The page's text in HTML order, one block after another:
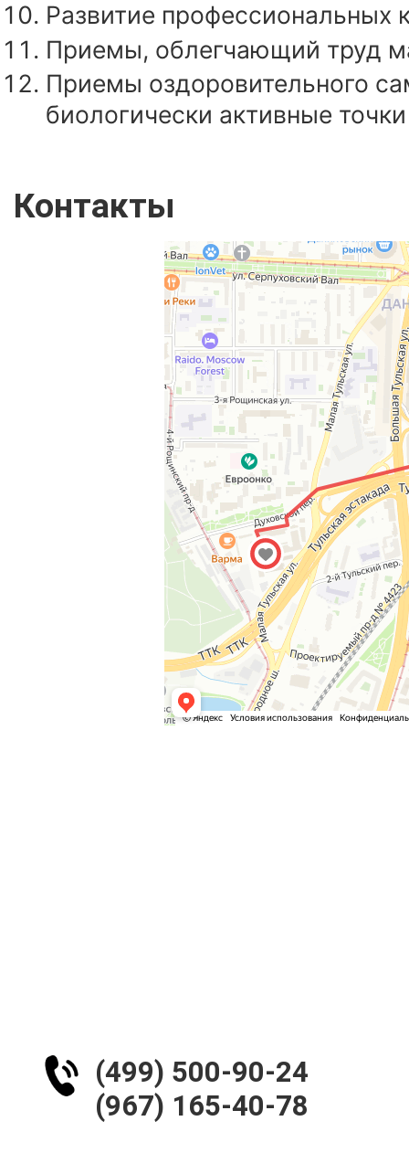
Развитие профессиональных
Приемы, облегчающий труд
Приемы оздоровительного
биологически активные
Контакты
(499) 500-90-24
(967) 165-40-78